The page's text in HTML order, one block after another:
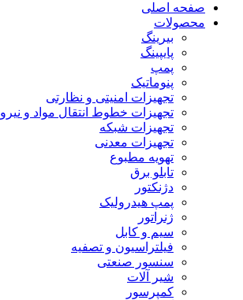
صفحه اصلی
محصولات
بیرینگ
پایپینگ
پمپ
پنوماتیک
تجهیزات امنیتی و نظارتی
تجهیزات خطوط انتقال مواد و نیرو
تجهیزات شبکه
تجهیزات معدنی
تهویه مطبوع
تابلو برق
دژنکتور
پمپ هیدرولیک
ژنراتور
سیم و کابل
فیلتراسیون و تصفیه
سنسور صنعتی
شیر آلات
کمپرسور